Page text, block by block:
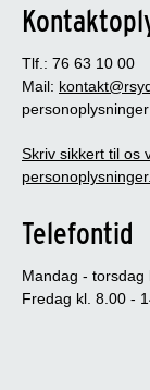
Tlf.: 76 63 10 00
Mail:
Skriv sikkert til os
personoplysninger.
Telefontid
Mandag - torsdag
Fredag kl. 8.00 -